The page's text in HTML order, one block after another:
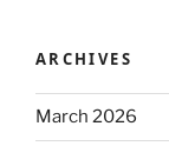
ARCHIVES
March 2026